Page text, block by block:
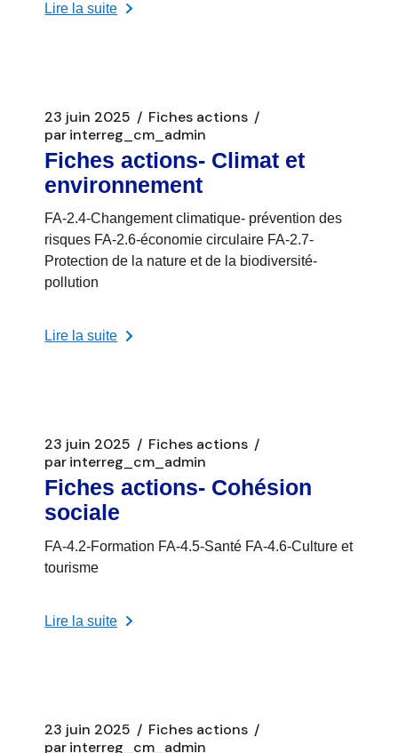
Lire la suite
23 juin 2025
Fiches actions
parinterreg_cm_admin
Fiches actions- Climat et
environnement
FA-2.4-Changement climatique- prévention des
risques FA-2.6-économie circulaire FA-2.7-
Protection de la nature et de la biodiversité-
pollution
Lire la suite
23 juin 2025
Fiches actions
parinterreg_cm_admin
Fiches actions- Cohésion
sociale
FA-4.2-Formation FA-4.5-Santé FA-4.6-Culture et
tourisme
Lire la suite
23 juin 2025
Fiches actions
parinterreg_cm_admin